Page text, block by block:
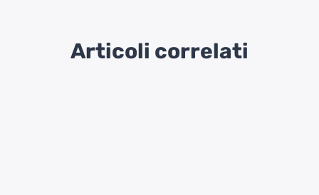
Articoli correlati